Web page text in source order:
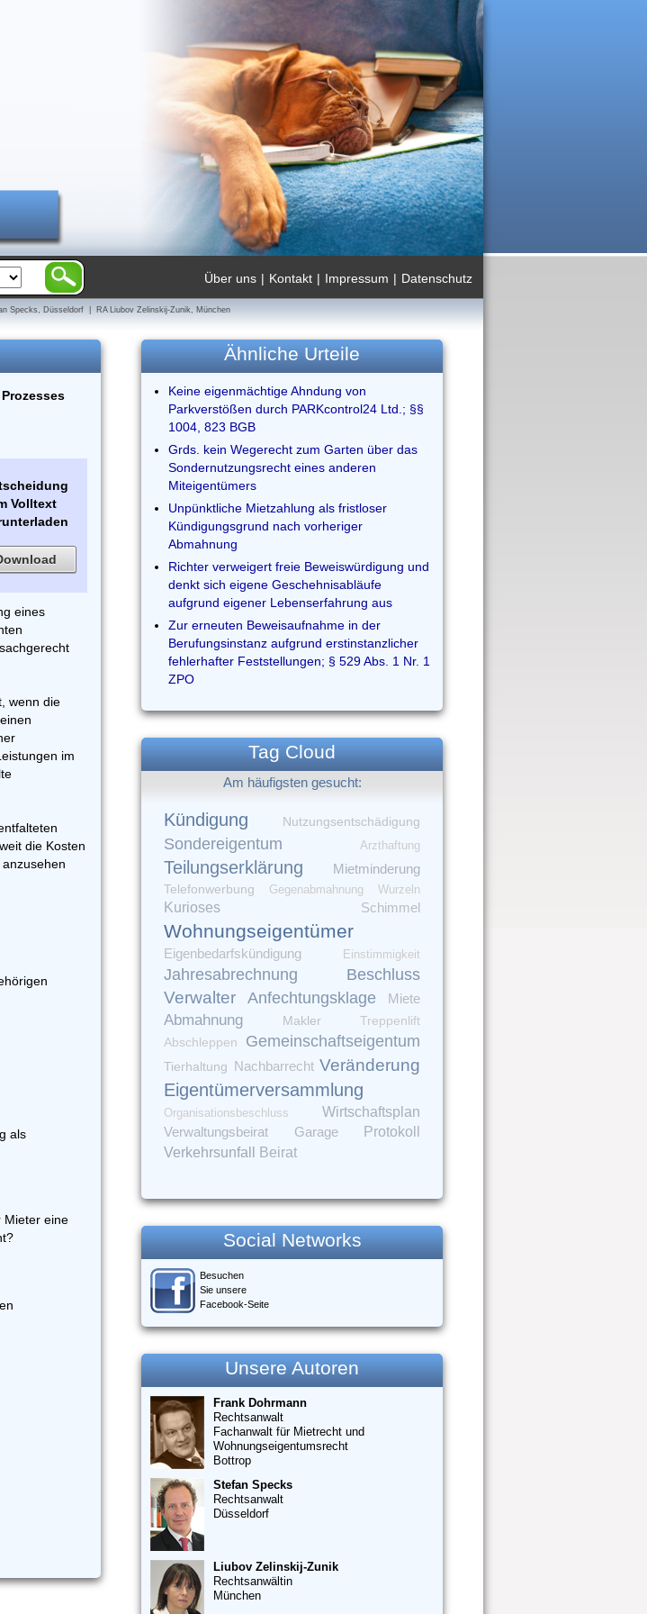
Datenschutz
|
Impressum
|
Kontakt
|
Über uns
Specks, Düsseldorf | RA Liubov Zelinskij-Zunik, München
Volltext
eines
wenn die
im
die Kosten
als
Mieter eine
Ähnliche Urteile
Keine eigenmächtige Ahndung von
Parkverstößen durch PARKcontrol24 Ltd.; §§
1004, 823 BGB
Grds. kein Wegerecht zum Garten über das
Sondernutzungsrecht eines anderen
Miteigentümers
Unpünktliche Mietzahlung als fristloser
Kündigungsgrund nach vorheriger
Abmahnung
Richter verweigert freie Beweiswürdigung und
denkt sich eigene Geschehnisabläufe
aufgrund eigener Lebenserfahrung aus
Zur erneuten Beweisaufnahme in der
Berufungsinstanz aufgrund erstinstanzlicher
fehlerhafter Feststellungen; § 529 Abs. 1 Nr. 1
ZPO
Tag Cloud
Am häufigsten gesucht:
Kündigung Nutzungsentschädigung
Sondereigentum Arzthaftung
Teilungserklärung Mietminderung
Telefonwerbung Gegenabmahnung Wurzeln
Kurioses Schimmel
Wohnungseigentümer
Eigenbedarfskündigung Einstimmigkeit
Jahresabrechnung
Beschluss
Verwalter
Anfechtungsklage Miete
Abmahnung Makler
Treppenlift
Abschleppen
Gemeinschaftseigentum
Tierhaltung Nachbarrecht Veränderung
Eigentümerversammlung
Organisationsbeschluss
Wirtschaftsplan
Verwaltungsbeirat
Garage Protokoll
Verkehrsunfall Beirat
Social Networks
Besuchen
Sie unsere
Facebook-Seite
Unsere Autoren
Frank Dohrmann
Rechtsanwalt
Fachanwalt für Mietrecht und
Wohnungseigentumsrecht
Bottrop
Stefan Specks
Rechtsanwalt
Düsseldorf
Liubov Zelinskij-Zunik
Rechtsanwältin
München